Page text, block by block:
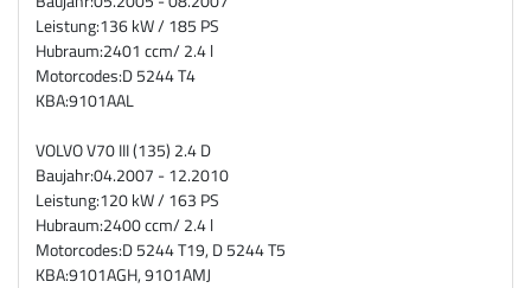
Leistung:136 kW / 185 PS
Hubraum:2401 ccm/ 2.4 l
Motorcodes:D 5244 T4
KBA:9101AAL
VOLVO V70 III (135) 2.4 D
Baujahr:04.2007 - 12.2010
Leistung:120 kW / 163 PS
Hubraum:2400 ccm/ 2.4 l
Motorcodes:D 5244 T19, D 5244 T5
KBA:9101AGH, 9101AMJ